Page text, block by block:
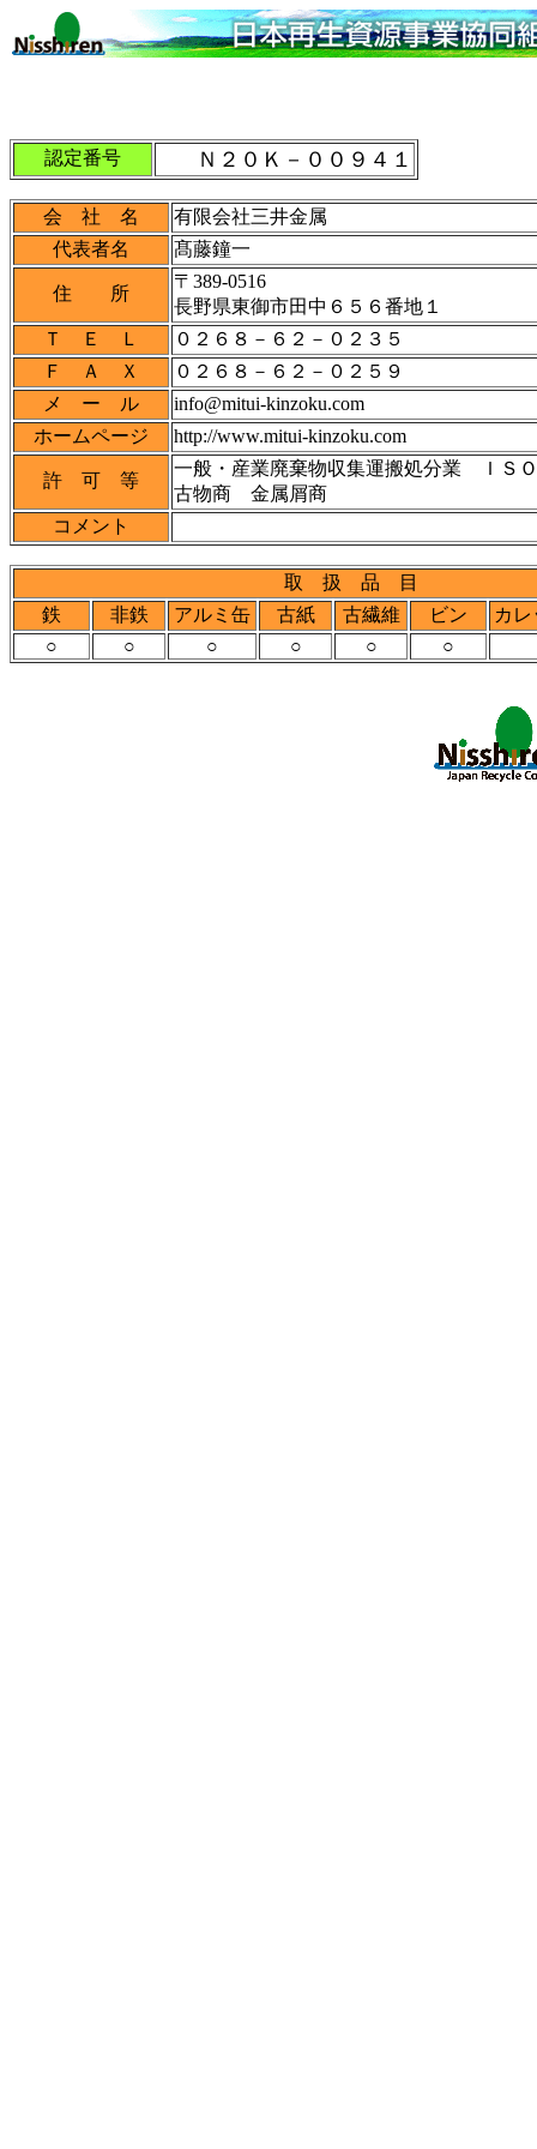
認定番号 Ｎ２０Ｋ－００９４１
会 社 名
有限会社三井金属
代表者名
髙藤鐘一
住 所
〒389-0516
長野県東御市田中６５６番地１
Ｔ Ｅ Ｌ
０２６８－６２－０２３５
Ｆ Ａ Ｘ
０２６８－６２－０２５９
メ ー ル
info@mitui-kinzoku.com
ホームページ
http://www.mitui-kinzoku.com
許 可 等
一般・産業廃棄物収集運搬処分業 ＩＳ
古物商 金属屑商
コメント
取 扱 品 目
鉄
非鉄 アルミ缶 古紙 古繊維 ビン
カレ
○
○ ○ ○ ○ ○